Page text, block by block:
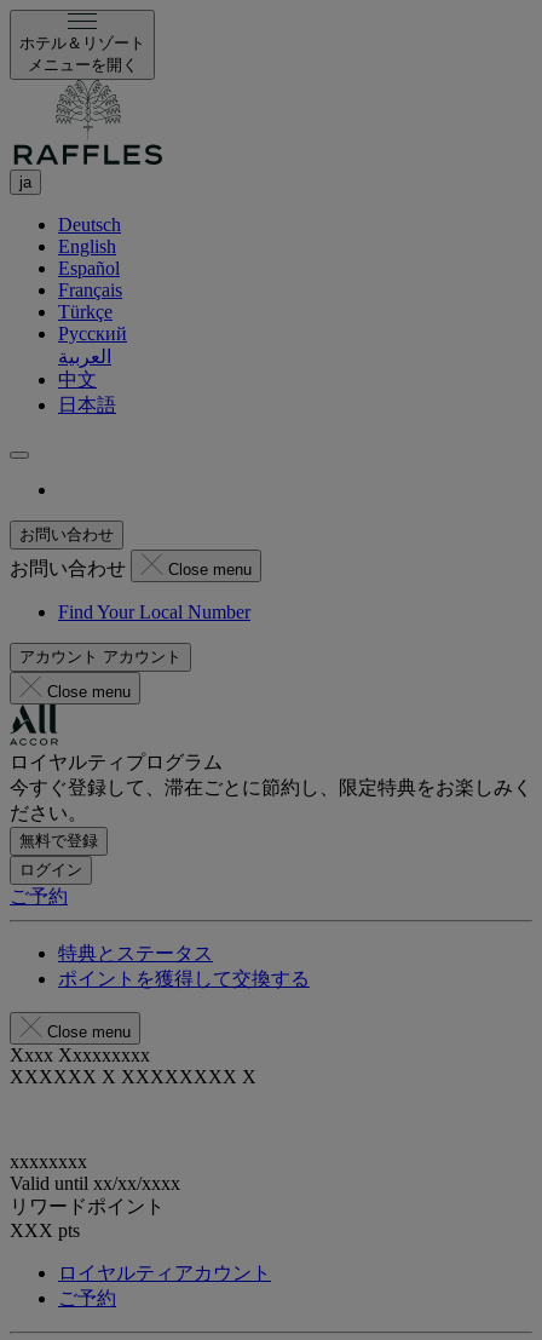
ホテル＆リゾート
メニューを開く
ja
Deutsch
English
Español
Français
Türkçe
Русский
العربية
中文
日本語
お問い合わせ
お問い合わせ Close menu
Find Your Local Number
アカウント アカウント
Close menu
ロイヤルティプログラム
今すぐ登録して、滞在ごとに節約し、限定特典をお楽しみく
ださい。
無料で登録
ログイン
ご予約
特典とステータス
ポイントを獲得して交換する
Close menu
Xxxx Xxxxxxxxx
XXXXXX X XXXXXXXX X
xxxxxxxx
Valid until xx/xx/xxxx
リワードポイント
XXX pts
ロイヤルティアカウント
ご予約